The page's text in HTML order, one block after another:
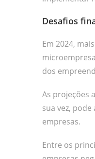
Desafios
Em 2024,
dos
As projeções
sua vez,
empresas.
Entre os